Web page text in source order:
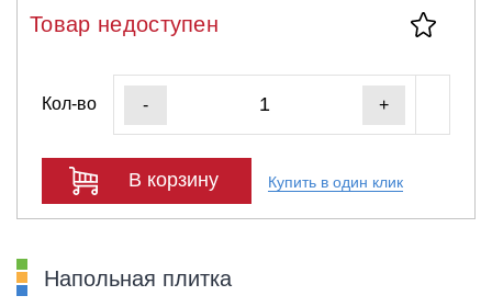
Товар недоступен
Кол-во - +
В корзину Купить в один клик
Напольная плитка